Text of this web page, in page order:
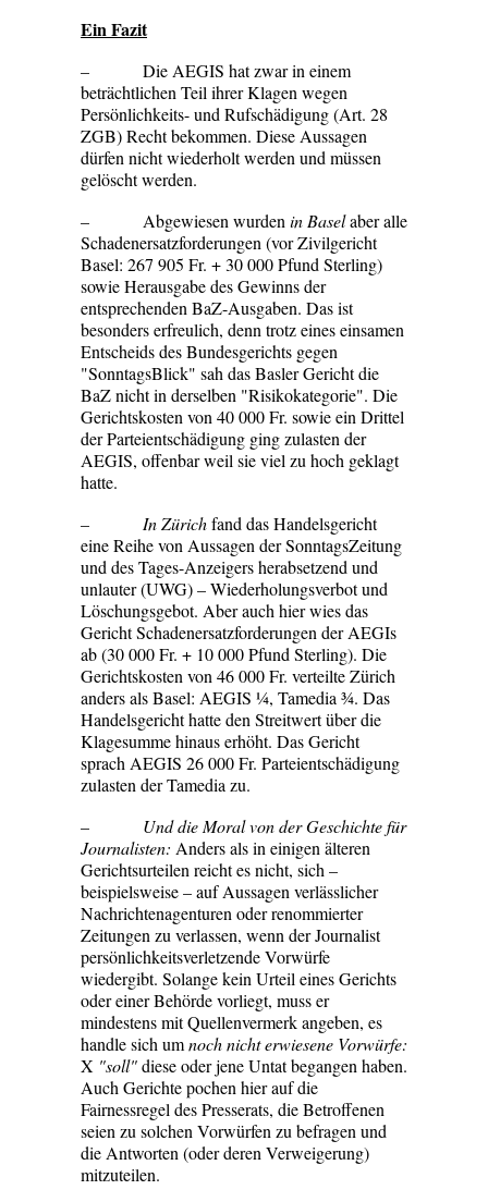
EinFazit
– Die AEGIS hat zwar in einem
beträchtlichen Teil ihrer Klagen wegen
Persönlichkeits- und Rufschädigung (Art. 28
ZGB) Recht bekommen. Diese Aussagen
dürfen nicht wiederholt werden und müssen
gelöscht werden.
– Abgewiesen wurden in Baselaber alle
Schadenersatzforderungen (vor Zivilgericht
Basel: 267 905 Fr. + 30 000 Pfund Sterling)
sowie Herausgabe des Gewinns der
entsprechenden BaZ-Ausgaben. Das ist
besonders erfreulich, denn trotz eines einsamen
Entscheids des Bundesgerichts gegen
"SonntagsBlick" sah das Basler Gericht die
BaZ nicht in derselben "Risikokategorie". Die
Gerichtskosten von 40 000 Fr. sowie ein Drittel
der Parteientschädigung ging zulasten der
AEGIS, offenbar weil sie viel zu hoch geklagt
hatte.
– In Zürichfand das Handelsgericht
eine Reihe von Aussagen der SonntagsZeitung
und des Tages-Anzeigers herabsetzend und
unlauter (UWG) – Wiederholungsverbot und
Löschungsgebot. Aber auch hier wies das
Gericht Schadenersatzforderungen der AEGIs
ab (30 000 Fr. + 10 000 Pfund Sterling). Die
Gerichtskosten von 46 000 Fr. verteilte Zürich
anders als Basel: AEGIS ¼, Tamedia ¾. Das
Handelsgericht hatte den Streitwert über die
Klagesumme hinaus erhöht. Das Gericht
sprach AEGIS 26 000 Fr. Parteientschädigung
zulasten der Tamedia zu.
– Und die Moral von der Geschichte für
Journalisten: Anders als in einigen älteren
Gerichtsurteilen reicht es nicht, sich –
beispielsweise – auf Aussagen verlässlicher
Nachrichtenagenturen oder renommierter
Zeitungen zu verlassen, wenn der Journalist
persönlichkeitsverletzende Vorwürfe
wiedergibt. Solange kein Urteil eines Gerichts
oder einer Behörde vorliegt, muss er
mindestens mit Quellenvermerk angeben, es
handle sich umnoch nicht erwiesene Vorwürfe:
X "soll"diese oder jene Untat begangen haben.
Auch Gerichte pochen hier auf die
Fairnessregel des Presserats, die Betroffenen
seien zu solchen Vorwürfen zu befragen und
die Antworten (oder deren Verweigerung)
mitzuteilen.